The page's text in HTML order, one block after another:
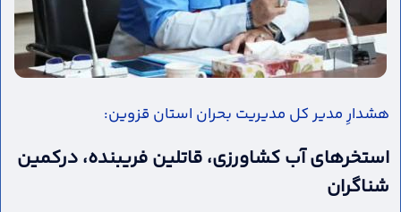
هشدارِ مدیر کل مدیریت بحران استان قزوین:
استخرهای آب کشاورزی، قاتلین فریبنده، درکمین
شناگران